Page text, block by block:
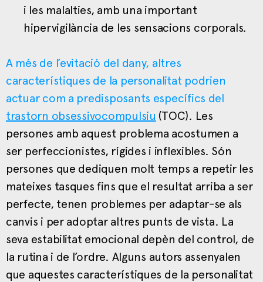
i les malalties, amb una important
hipervigilància de les sensacions corporals.
A més de l’evitació del dany, altres
característiques de la personalitat podrien
actuar com a predisposants específics del
trastorn obsessivocompulsiu (TOC). Les
persones amb aquest problema acostumen a
ser perfeccionistes, rígides i inflexibles. Són
persones que dediquen molt temps a repetir les
mateixes tasques fins que el resultat arriba a ser
perfecte, tenen problemes per adaptar-se als
canvis i per adoptar altres punts de vista. La
seva estabilitat emocional depèn del control, de
la rutina i de l’ordre. Alguns autors assenyalen
que aquestes característiques de la personalitat